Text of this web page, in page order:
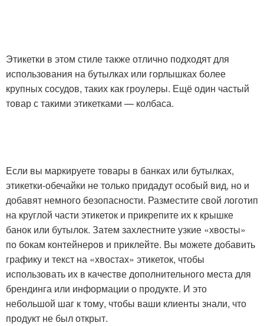
Этикетки в этом стиле также отлично подходят для
использования на бутылках или горлышках более
крупных сосудов, таких как гроулеры. Ещё один частый
товар с такими этикетками — колбаса.
Если вы маркируете товары в банках или бутылках,
этикетки-обечайки не только придадут особый вид, но и
добавят немного безопасности. Разместите свой логотип
на круглой части этикеток и прикрепите их к крышке
банок или бутылок. Затем захлестните узкие «хвосты»
по бокам контейнеров и приклейте. Вы можете добавить
графику и текст на «хвостах» этикеток, чтобы
использовать их в качестве дополнительного места для
брендинга или информации о продукте. И это
небольшой шаг к тому, чтобы ваши клиенты знали, что
продукт не был открыт.